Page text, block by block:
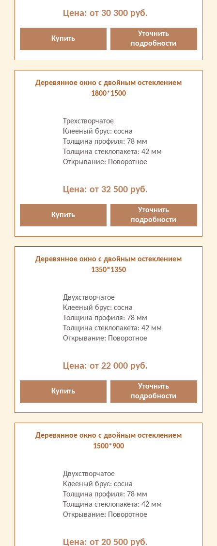
Цена: от 30 300 руб.
Купить
Уточнить
подробности
Деревянное окно с двойным остеклением
1800*1500
Трехстворчатое
Клееный брус: сосна
Толщина профиля: 78 мм
Толщина стеклопакета: 42 мм
Открывание: Поворотное
Цена: от 32 500 руб.
Купить
Уточнить
подробности
Деревянное окно с двойным остеклением
1350*1350
Двухстворчатое
Клееный брус: сосна
Толщина профиля: 78 мм
Толщина стеклопакета: 42 мм
Открывание: Поворотное
Цена: от 22 000 руб.
Купить
Уточнить
подробности
Деревянное окно с двойным остеклением
1500*900
Двухстворчатое
Клееный брус: сосна
Толщина профиля: 78 мм
Толщина стеклопакета: 42 мм
Открывание: Поворотное
Цена: от 20 500 руб.